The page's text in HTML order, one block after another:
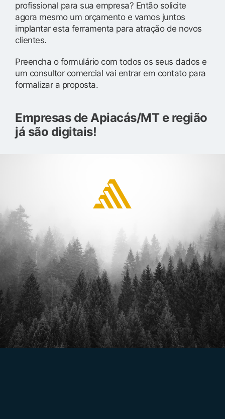
profissional para sua empresa? Então solicite
agora mesmo um orçamento e vamos juntos
implantar esta ferramenta para atração de novos
clientes.
Preencha o formulário com todos os seus dados e
um consultor comercial vai entrar em contato para
formalizar a proposta.
Empresas de Apiacás/MT e região
já são digitais!